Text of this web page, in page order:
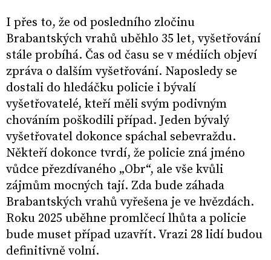
I přes to, že od posledního zločinu
Brabantských vrahů uběhlo 35 let, vyšetřování
stále probíhá. Čas od času se v médiích objeví
zpráva o dalším vyšetřování. Naposledy se
dostali do hledáčku policie i bývalí
vyšetřovatelé, kteří měli svým podivným
chováním poškodili případ. Jeden bývalý
vyšetřovatel dokonce spáchal sebevraždu.
Někteří dokonce tvrdí, že policie zná jméno
vůdce přezdívaného „Obr“, ale vše kvůli
zájmům mocných tají. Zda bude záhada
Brabantských vrahů vyřešena je ve hvězdách.
Roku 2025 uběhne promlčecí lhůta a policie
bude muset případ uzavřít. Vrazi 28 lidí budou
definitivně volní.